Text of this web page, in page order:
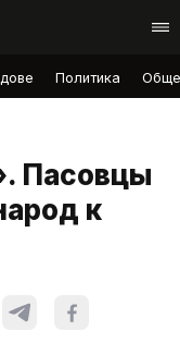
Политика
Пасовцы
к